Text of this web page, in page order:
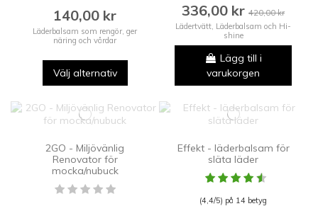
140,00 kr
Läderbalsam som rengör, ger
näring och vårdar
Välj alternativ
336,00 kr 420,00 kr
Lädertvätt, Läderbalsam och Hi-
shine
Lägg till i
varukorgen
2GO - Miljövänlig
Renovator för
mocka/nubuck
Effekt - läderbalsam för
släta läder
(4,4/5) på 14 betyg